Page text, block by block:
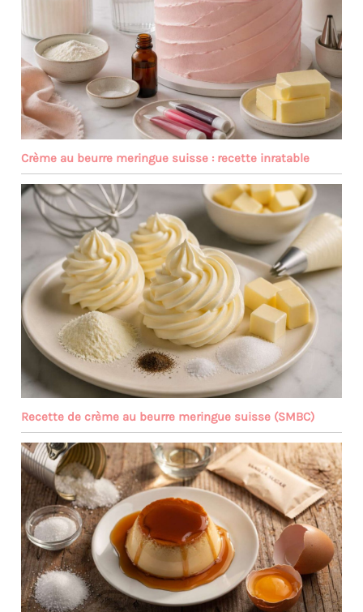
Crème au beurre meringue suisse : recette inratable
Recette de crème au beurre meringue suisse (SMBC)